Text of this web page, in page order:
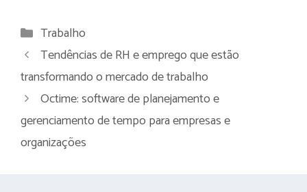
Categorias
Trabalho
Tendências de RH e emprego que estão
transformando o mercado de trabalho
Octime: software de planejamento e
gerenciamento de tempo para empresas e
organizações